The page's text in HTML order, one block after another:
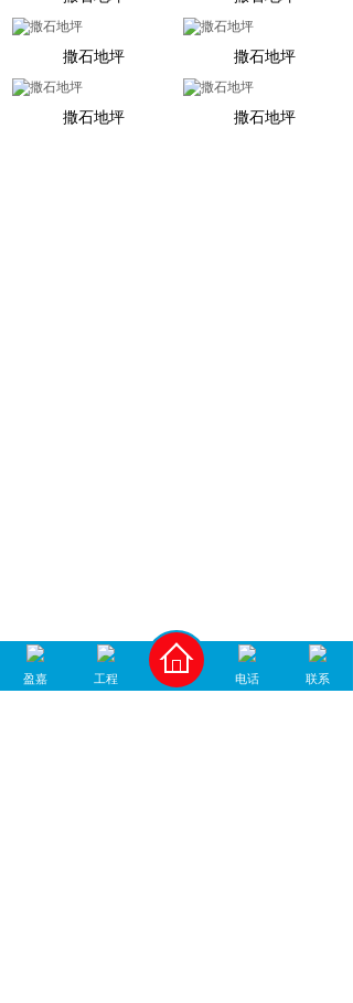
撒石地坪 撒石地坪
撒石地坪 撒石地坪
1 3 末页 >>
盈嘉 工程 电话 联系